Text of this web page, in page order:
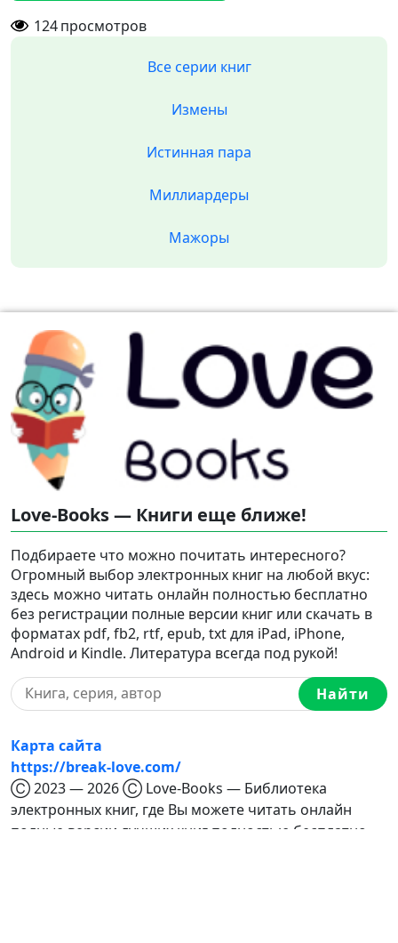
124просмотров
Все серии книг
Измены
Истинная пара
Миллиардеры
Мажоры
Love-Books — Книги еще ближе!
Подбираете что можно почитать интересного?
Огромный выбор электронных книг на любой вкус:
здесь можно читать онлайн полностью бесплатно
без регистрации полные версии книг или скачать в
форматах pdf, fb2, rtf, epub, txt для iPad, iPhone,
Android и Kindle. Литература всегда под рукой!
Найти
Карта сайта
https://break-love.com/
Ⓒ 2023 — 2026 Ⓒ Love-Books — Библиотека
электронных книг, где Вы можете читать онлайн
полные версии лучших книг полностью бесплатно